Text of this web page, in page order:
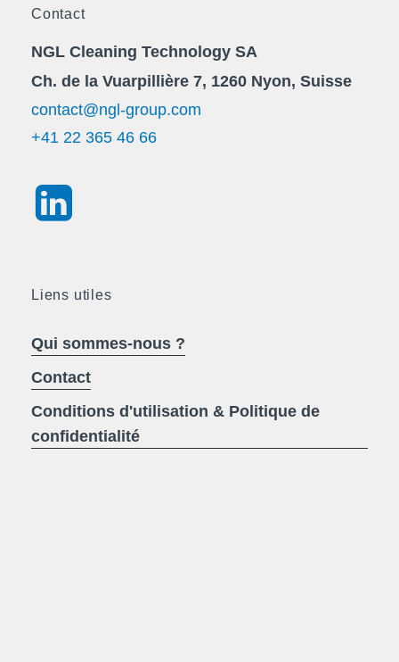
Contact
NGL Cleaning Technology SA
Ch. de la Vuarpillière 7, 1260 Nyon, Suisse
contact@ngl-group.com
+41 22 365 46 66
Liens utiles
Qui sommes-nous ?
Contact
Conditions d'utilisation & Politique de
confidentialité